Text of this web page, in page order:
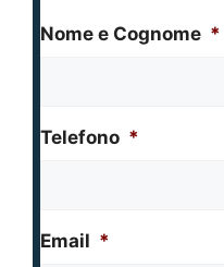
Nome e Cognome *
Telefono *
Email *